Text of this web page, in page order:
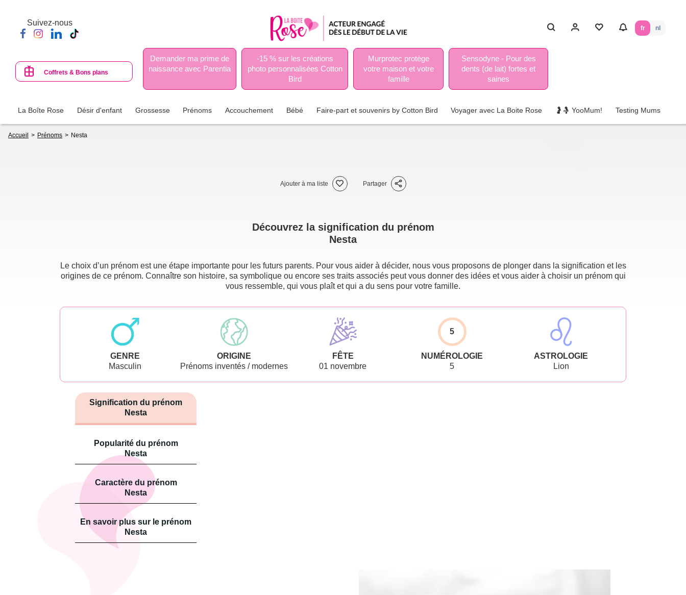
contenu
principal
Suivez-nous
fr nl
Coffrets & Bons plans
Demander ma prime de
naissance avec Parentia
-15 % sur les créations
photo personnalisées Cotton
Bird
Murprotec protège
votre maison et votre
famille
Sensodyne - Pour des
dents (de lait) fortes et
saines
La Boîte Rose Désir d'enfant Grossesse Prénoms Accouchement Bébé Faire-part et souvenirs by Cotton Bird Voyager avec La Boite Rose 🤰🤱 YooMum! Testing Mums
d'Ariane
Accueil Prénoms Nesta
Ajouter à ma liste Partager
Découvrez la signification du prénom
Nesta
Le choix d’un prénom est une étape importante pour les futurs parents. Pour vous aider à décider, nous vous proposons de plonger dans la signification et les
origines de ce prénom. Connaître son histoire, sa symbolique ou encore ses traits associés peut vous donner des idées et vous aider à choisir un prénom qui
vous ressemble, qui vous plaît et qui a du sens pour votre famille.
GENRE
Masculin
ORIGINE
Prénoms inventés / modernes
FÊTE
01 novembre
5
NUMÉROLOGIE
5
ASTROLOGIE
Lion
Signification du prénom
Nesta
Popularité du prénom
Nesta
Caractère du prénom
Nesta
En savoir plus sur le prénom
Nesta